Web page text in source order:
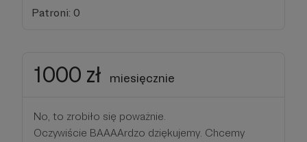
Patroni: 0
1000 zł miesięcznie
No, to zrobiło się poważnie.
Oczywiście BAAAArdzo dziękujemy. Chcemy